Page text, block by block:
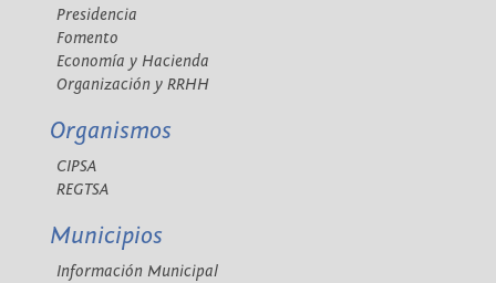
Presidencia
Fomento
Economía y Hacienda
Organización y RRHH
Organismos
CIPSA
REGTSA
Municipios
Información Municipal